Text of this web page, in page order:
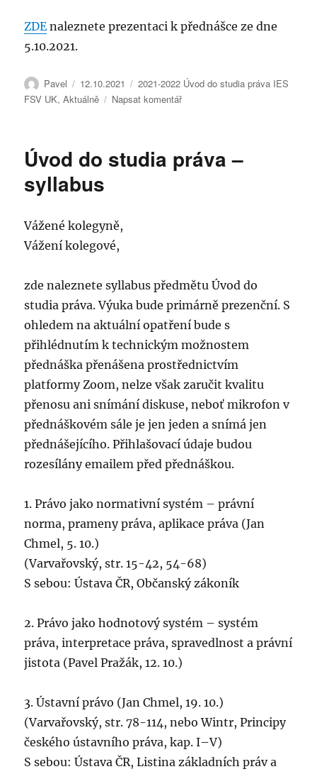
12.10.2021
ZDE naleznete prezentaci k přednášce ze dne
5.10.2021.
Autor:
Pavel Publikováno:
12.10.2021 Rubriky:
2021-2022 Úvod do studia práva IES
FSV UK,Aktuálně Napsat komentářpro
FSV
Úvod do studia práva –
syllabus
Vážené kolegyně,
Vážení kolegové,
zde naleznete syllabus předmětu Úvod do
studia práva. Výuka bude primárně prezenční. S
ohledem na aktuální opatření bude s
přihlédnutím k technickým možnostem
přednáška přenášena prostřednictvím
platformy Zoom, nelze však zaručit kvalitu
přenosu ani snímání diskuse, neboť mikrofon v
přednáškovém sále je jen jeden a snímá jen
přednášejícího. Přihlašovací údaje budou
rozesílány emailem před přednáškou.
1. Právo jako normativní systém – právní
norma, prameny práva, aplikace práva (Jan
Chmel, 5. 10.)
(Varvařovský, str. 15-42, 54-68)
S sebou: Ústava ČR, Občanský zákoník
2. Právo jako hodnotový systém – systém
práva, interpretace práva, spravedlnost a právní
jistota (Pavel Pražák, 12. 10.)
3. Ústavní právo (Jan Chmel, 19. 10.)
(Varvařovský, str. 78-114, nebo Wintr, Principy
českého ústavního práva, kap. I–V)
S sebou: Ústava ČR, Listina základních práv a